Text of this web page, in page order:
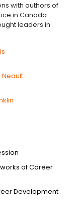
with authors of
in Canada
leaders in
Neault
of Career
Development